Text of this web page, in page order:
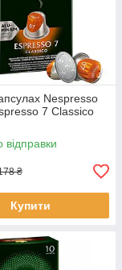
Nespresso
7 Classico
відправки
₴
Купити